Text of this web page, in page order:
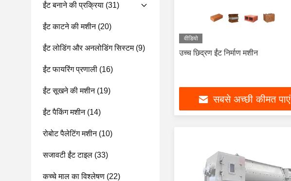
ईंट बनाने की प्रक्रिया (31)
ईंट काटने की मशीन(20)
ईंट लोडिंग और अनलोडिंग सिस्टम(9)
ईंट फायरिंग प्रणाली (16)
ईंट सूखने की मशीन(19)
ईंट पैकिंग मशीन(14)
रोबोट पैलेटिंग मशीन(10)
सजावटी ईंट टाइल (33)
कच्चे माल का विश्लेषण (22)
वीडियो
उच्च छिद्रण ईंट निर्माण मशीन
सबसे अच्छी कीमत पाएं